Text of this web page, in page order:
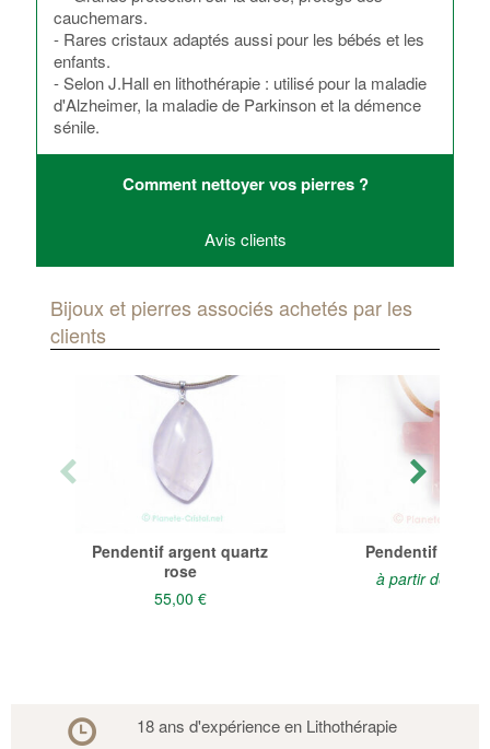
cauchemars.
- Rares cristaux adaptés aussi pour les bébés et les
enfants.
- Selon J.Hall en lithothérapie : utilisé pour la maladie
d'Alzheimer, la maladie de Parkinson et la démence
sénile.
Comment nettoyer vos pierres ?
Avis clients
Bijoux et pierres associés achetés par les
clients
Pendentif argent quartz
rose
55,00 €
Pendentif croix
à partir de
18 ans d'expérience en Lithothérapie